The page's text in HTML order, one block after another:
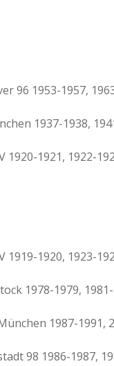
96 1953-1957,
1937-1938,
1920-1921, 1922-
1919-1920, 1923-
1978-1979,
1987-1991,
98 1986-1987,